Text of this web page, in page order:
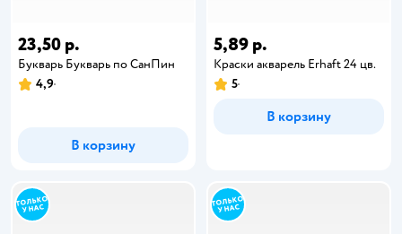
23,50 р.
Букварь Букварь по СанПин
4,9
В корзину
5,89 р.
Краски акварель Erhaft 24 цв.
5
В корзину